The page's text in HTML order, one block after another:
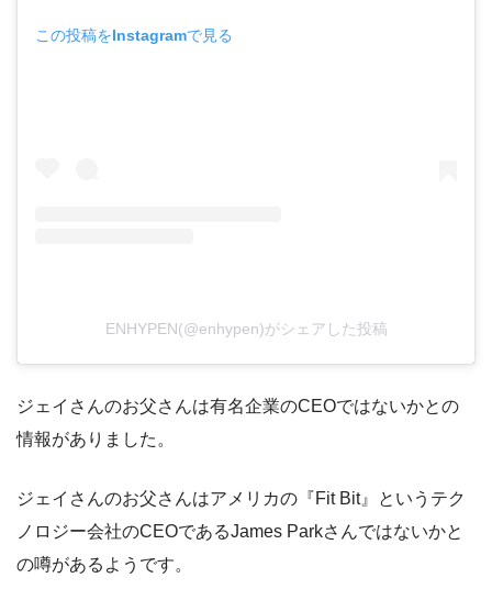
この投稿をInstagramで見る
ENHYPEN(@enhypen)がシェアした投稿
ジェイさんのお父さんは有名企業のCEOではないかとの
情報がありました。
ジェイさんのお父さんはアメリカの『Fit Bit』というテク
ノロジー会社のCEOであるJames Parkさんではないかと
の噂があるようです。